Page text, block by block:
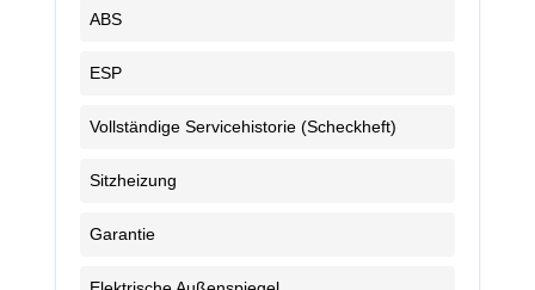
ABS
ESP
Vollständige Servicehistorie (Scheckheft)
Sitzheizung
Garantie